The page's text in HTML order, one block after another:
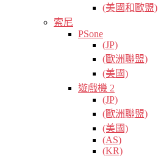
(美國和歐盟)
索尼
PSone
(JP)
(歐洲聯盟)
(美國)
遊戲機 2
(JP)
(歐洲聯盟)
(美國)
(AS)
(KR)